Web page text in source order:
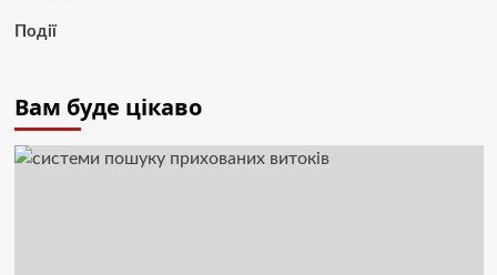
Події
Вам буде цікаво